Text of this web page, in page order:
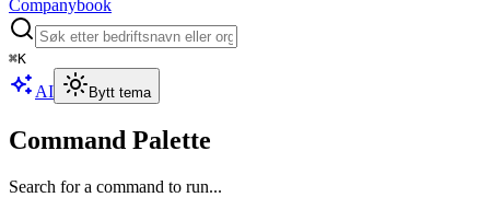
Companybook
⌘K
AI Bytt tema
Command Palette
Search for a command to run...